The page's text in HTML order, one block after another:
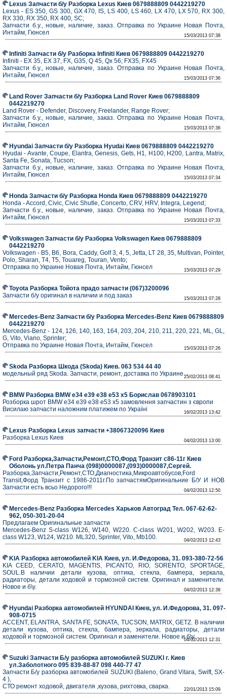
Lexus Запчасти б/у Разборка Lexus Киев 0679888809 0442219270
Lexus - ES 350, GS 300, GX 470, IS, LS 400, LS 460, LX 470, LX 570, RX 300,
RX 330, RX 350, RX 400, SC;
Запчасти б.у., новые, наличие, заказ. Отправка по Украине Новая Почта,
Интайм, Гюнсел
15/03/2013 07:38
Infiniti Запчасти б/у Разборка Infiniti Киев 0679888809 0442219270
Infiniti - EX 35, EX 37, FX, G35, Q 45, Qx 56; FX35, FX45
Запчасти б.у., новые, наличие, заказ. Отправка по Украине Новая Почта,
Интайм, Гюнсел
15/03/2013 07:36
Land Rover Запчасти б/у Разборка Land Rover Киев 0679888809
0442219270
Land Rover - Defender, Discovery, Freelander, Range Rover;
Запчасти б.у., новые, наличие, заказ. Отправка по Украине Новая Почта,
Интайм, Гюнсел
15/03/2013 07:36
Hyundai Запчасти б/у Разборка Hyudai Киев 0679888809 0442219270
Hyudai - Avante, Coupe, Elantra, Genesis, Gets, H1, H100, H200, Lantra, Matrix,
Santa Fe, Sonata, Tucson;
Запчасти б.у., новые, наличие, заказ. Отправка по Украине Новая Почта,
Интайм, Гюнсел
15/03/2013 07:34
Honda Запчасти б/у Разборка Honda Киев 0679888809 0442219270
Honda - Accord, Civic, Civic Shutle, Concerto, CRV, HRV, Integra, Legend;
Запчасти б.у., новые, наличие, заказ. Отправка по Украине Новая Почта,
Интайм, Гюнсел
15/03/2013 07:33
Volkswagen Запчасти б/у Разборка Volkswagen Киев 0679888809
0442219270
Volkswagen - B5, B6, Bora, Caddy, Golf 3, 4, 5, Jеtta, LT 28, 35, Multivan, Pointer,
Polo, Sharan, Т4, Т5, Touareg, Touran, Vento;
Отправка по Украине Новая Почта, Интайм, Гюнсел
15/03/2013 07:29
Toyota Разборка Тойота прадо запчасти (067)3200096
Запчасти б/у оригинал в наличии и под заказ
15/03/2013 07:28
Mercedes-Benz Запчасти б/у Разборка Mercedes-Benz Киев 0679888809
0442219270
Mercedes-Benz - 124, 126, 140, 163, 164, 203, 204, 210, 211, 220, 221, ML, GL,
G, Vito, Viano, Sprinter;
Отправка по Украине Новая Почта, Интайм, Гюнсел
15/03/2013 07:26
Skoda Разборка Шкода (Skoda) Киев. 063 534 44 40
модельный ряд Skoda. Запчасти, ремонт, доставка по Украине.25/02/2013 08:41
BMW Разборка BMW e34 e39 e38 e53 x5 Борислав 0678903101
Розборка шрот BMW e34 e39 e38 e53 x5 замовлення запчастин з європи
Висилаю запчасти наложним платижем по Україні
16/02/2013 13:42
Lexus Разборка Lexus запчасти +38067320096 Киев
Разборка Lexus Киев
04/02/2013 13:00
Ford Разборка,Запчасти,Ремонт,СТО,Форд Транзит с86-11г Киев
Оболонь ул.Петра Панча (098)0000087,(093)0000087,Сергей.
Разборка,Запчасти,Ремонт,СТО,Диагностика,Микроавтобусов,Ford
Transit,Форд Транзит с 1986-2011г.По запчастямОригинальние Б/У И НОВ
Запчасти есть всьо Недорого!!!
04/02/2013 12:50
Mercedes-Benz Разборка Mercedes Харьков Автоград Тел. 067-62-62-
962, 050-301-20-04
Предлагаем Оригинальные запчасти
Mercedes-Benz S-class W126, W140, W220. C-class W201, W202, W203. E-
class W123, W124, W210. ML320, Sprinter, Vito, Mb100.
04/02/2013 12:43
KIA Разборка автомобилей KIA Киев, ул. И.Федорова, 31. 093-380-72-56
KIA CEED, CERATO, MAGENTIS, PICANTO, RIO, SORENTO, SPORTAGE,
SOUL.В наличии детали кузова, оптика, стекла, бампера, зеркала,
радиаторы, детали ходовой и тормозной систем. Оригинал и заменители.
Новое и б\у.
04/02/2013 12:38
Hyundai Разборка автомобилей HYUNDAI Киев, ул. И.Федорова, 31. 097-
908-0715
ACCENT, ELANTRA, SANTA FE, SONATA, TUCSON, MATRIX, GETZ. В наличии
детали кузова, оптика, стекла, бампера, зеркала, радиаторы, детали
ходовой и тормозной систем. Оригинал и заменители. Новое и б\у.04/02/2013 12:31
Suzuki Запчасти Б/у разборка автомобилей SUZUKI г. Киев
ул.Заболотного 095 839-88-87 098 440-77 47
Запчасти Б/у разборка автомобилей SUZUKI (Baleno, Grand Vitara, Swift, SX-
4 ),
СТО ремонт ходовой, двигателя ,кузова, рихтовка, сварка.
22/01/2013 15:09